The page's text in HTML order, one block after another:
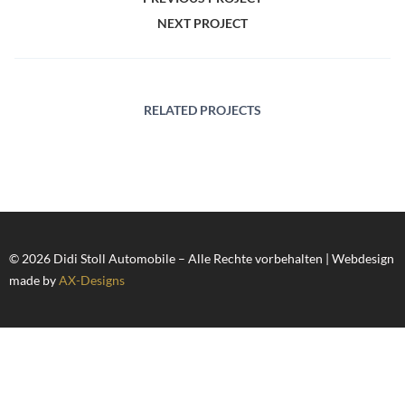
NEXT PROJECT
RELATED PROJECTS
© 2026 Didi Stoll Automobile – Alle Rechte vorbehalten | Webdesign
made byAX-Designs